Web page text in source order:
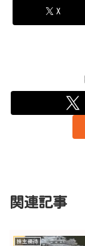
X
関連記事
株主優待